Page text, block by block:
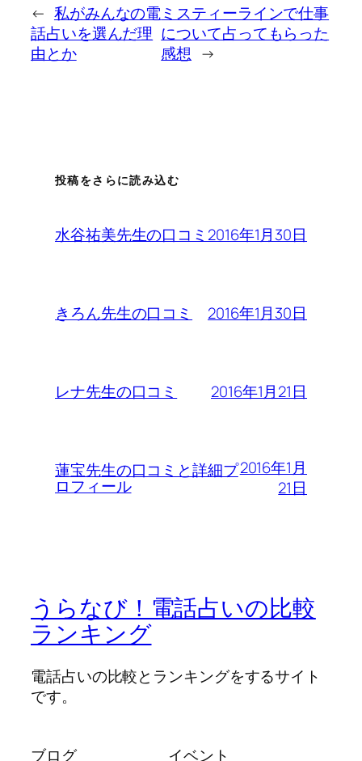
← 私がみんなの電
話占いを選んだ理
由とか
ミスティーラインで仕事
について占ってもらった
感想 →
投稿をさらに読み込む
水谷祐美先生の口コミ 2016年1月30日
きろん先生の口コミ 2016年1月30日
レナ先生の口コミ 2016年1月21日
蓮宝先生の口コミと詳細プ
ロフィール
2016年1月
21日
うらなび！電話占いの比較
ランキング
電話占いの比較とランキングをするサイト
です。
ブログ イベント